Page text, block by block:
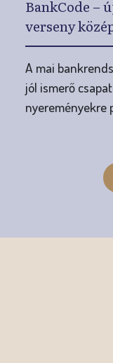
BankCode –
verseny
A mai
jól ismerő
nyereményekre
l